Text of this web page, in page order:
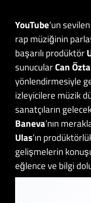
YouTube‘un
rap müziğinin
başarılı prodüktör
sunucularCan
yönlendirmesiyle
izleyicilere müzik
sanatçıların
Baneva‘nın
Ulas‘ın
gelişmelerin
eğlence ve bilgi